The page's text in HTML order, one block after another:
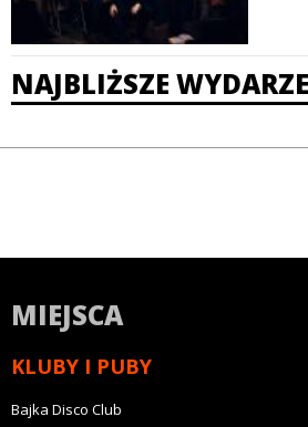
NAJBLIŻSZE
MIEJSCA
KLUBY I PUBY
Bajka Disco Club